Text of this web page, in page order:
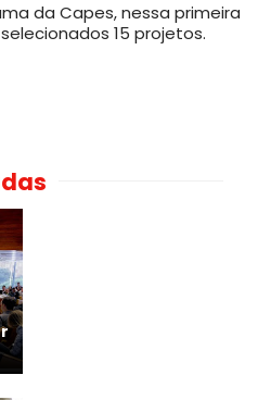
da Capes, nessa primeira
15 projetos.